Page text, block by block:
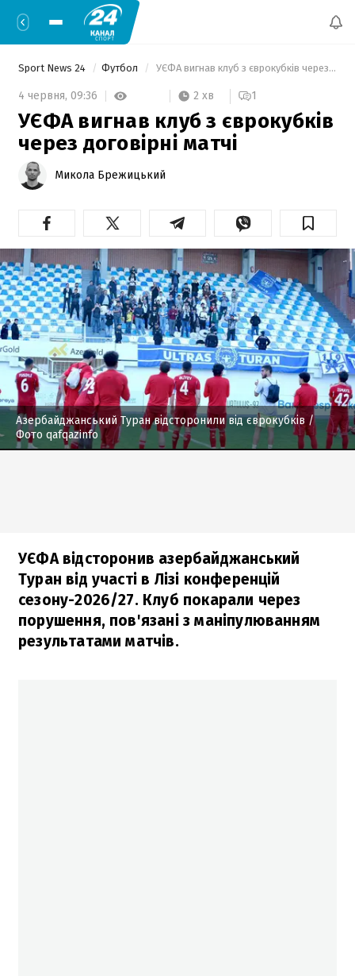
Sport News 24 Футбол УЄФА вигнав клуб з єврокубків через договірні матчі
4 червня, 09:36 2 хв 1
УЄФА вигнав клуб з єврокубків
через договірні матчі
Микола Брежицький
Азербайджанський Туран відсторонили від єврокубків/
Фото qafqazinfo
УЄФА відсторонив азербайджанський
Туран від участі в Лізі конференцій
сезону-2026/27. Клуб покарали через
порушення, пов'язані з маніпулюванням
результатами матчів.